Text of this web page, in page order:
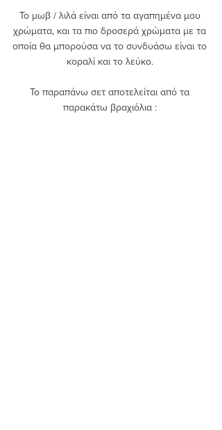
Το μωβ / λιλά είναι από τα αγαπημένα μου
χρώματα, και τα πιο δροσερά χρώματα με τα
οποία θα μπορούσα να το συνδυάσω είναι το
κοραλί και το λεύκο.
Το παραπάνω σετ αποτελείται από τα
παρακάτω βραχιόλια :